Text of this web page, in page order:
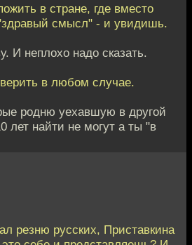
в стране, где вместо
смысл" - и увидишь.
И неплохо надо сказать.
в любом случае.
родню уехавшую в другой
лет найти не могут а ты "в
резню русских, Приставкина